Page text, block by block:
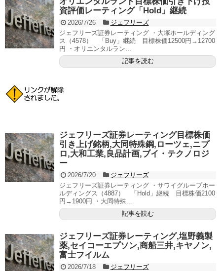
資評価レーティング「Hold」継続
2026/7/26
ジェフリーズ
ジェフリーズ証券レーティング ・大塚ホールディング
ス（4578） 「Buy」継続 目標株価12500円→12700
円 ・オリエンタルラン...
記事を読む
ジェフリーズ証券レーティング目標株価
引き上げ銘柄,大同特殊鋼,ローツェ,ニプ
ロ,大和工業,良品計画,ブイ・テクノロジ
ー
2026/7/20
ジェフリーズ
ジェフリーズ証券レーティング ・サワイグループホー
ルディングス（4887） 「Hold」継続 目標株価2100
円→1900円 ・大同特殊...
記事を読む
ジェフリーズ証券レーティング,塩野義製
薬,セイコーエプソン,商船三井,キヤノン,
富士フイルム
2026/7/18
ジェフリーズ